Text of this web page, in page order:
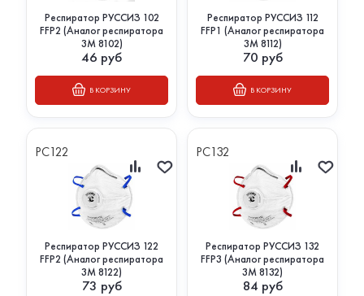
Респиратор РУССИЗ 102
FFP2 (Аналог респиратора
3М 8102)
46 руб
В КОРЗИНУ
Респиратор РУССИЗ 112
FFP1 (Аналог респиратора
3М 8112)
70 руб
В КОРЗИНУ
РС122
Респиратор РУССИЗ 122
FFP2 (Аналог респиратора
3М 8122)
73 руб
РС132
Респиратор РУССИЗ 132
FFP3 (Аналог респиратора
3М 8132)
84 руб